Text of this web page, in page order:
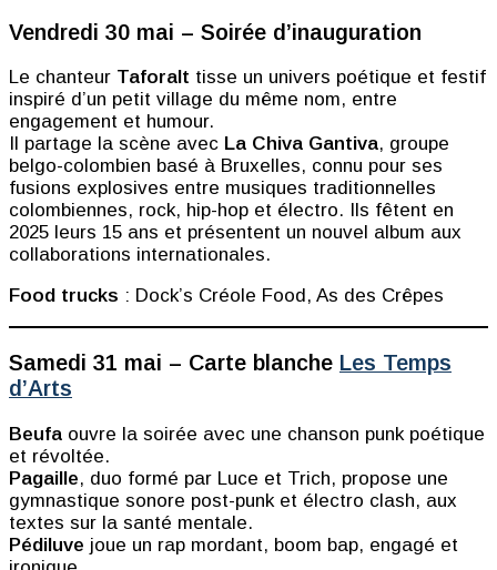
Vendredi 30 mai – Soirée d’inauguration
Le chanteur Taforalt tisse un univers poétique et festif
inspiré d’un petit village du même nom, entre
engagement et humour.
Il partage la scène avec La Chiva Gantiva, groupe
belgo-colombien basé à Bruxelles, connu pour ses
fusions explosives entre musiques traditionnelles
colombiennes, rock, hip-hop et électro. Ils fêtent en
2025 leurs 15 ans et présentent un nouvel album aux
collaborations internationales.
Food trucks : Dock’s Créole Food, As des Crêpes
Samedi 31 mai – Carte blanche Les Temps
d’Arts
Beufa ouvre la soirée avec une chanson punk poétique
et révoltée.
Pagaille, duo formé par Luce et Trich, propose une
gymnastique sonore post-punk et électro clash, aux
textes sur la santé mentale.
Pédiluve joue un rap mordant, boom bap, engagé et